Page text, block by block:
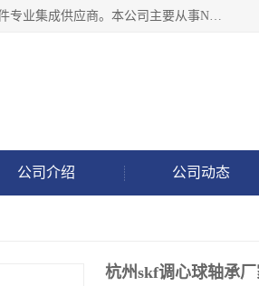
湖州恩斯凯工业技术有限公司位于湖州长兴，公司作为机械零部件以及多个品牌工业零配件专业集成供应商。本公司主要从事NSK进口轴承、SKF进口轴承、FAG进口轴承、NTN进口轴承、国产轴承：ZWZ、HRB、C&U轴承外球面轴承、导轨、丝杠、滑块、 润滑油、工业皮带及其他工业零部件的销售.
公司介绍 公司动态
杭州skf调心球轴承